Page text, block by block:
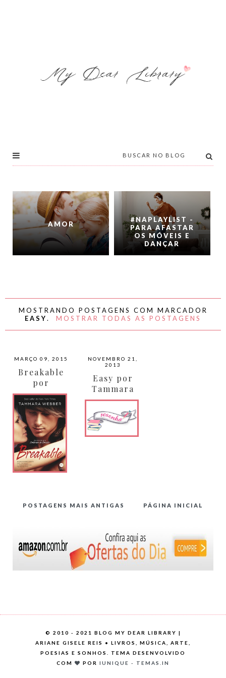
AMOR
#NAPLAYLIST -
PARA AFASTAR
OS MÓVEIS E
DANÇAR
MOSTRANDO POSTAGENS COM MARCADOR
EASY. MOSTRAR TODAS AS POSTAGENS
MARÇO 09, 2015
Breakable
por
Tammara
Webber
NOVEMBRO 21,
2013
Easy por
Tammara
Webber
POSTAGENS MAIS ANTIGAS PÁGINA INICIAL
© 2010 - 2021 BLOG MY DEAR LIBRARY |
ARIANE GISELE REIS • LIVROS, MÚSICA, ARTE,
POESIAS E SONHOS. TEMA DESENVOLVIDO
COM
POR IUNIQUE - TEMAS.IN